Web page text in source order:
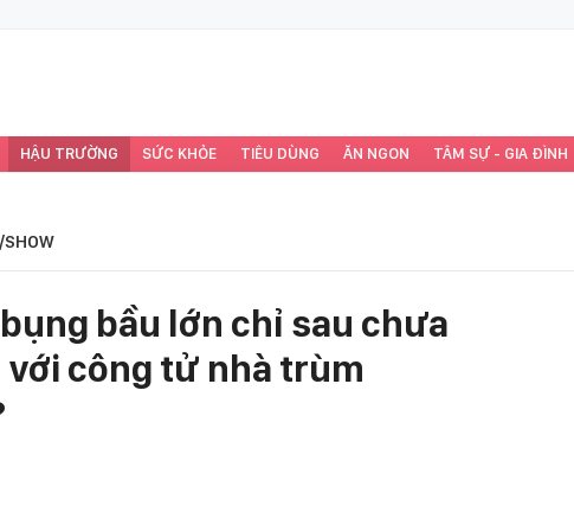
HẬU TRƯỜNG SỨC KHỎE TIÊU DÙNG ĂN NGON TÂM SỰ - GIA ĐÌNH
bầu lớn chỉ sau chưa
với công tử nhà trùm